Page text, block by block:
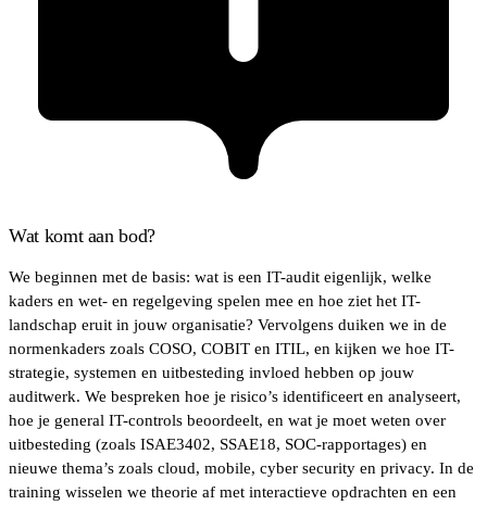
Wat komt aan bod?
We beginnen met de basis: wat is een IT-audit eigenlijk, welke
kaders en wet- en regelgeving spelen mee en hoe ziet het IT-
landschap eruit in jouw organisatie? Vervolgens duiken we in de
normenkaders zoals COSO, COBIT en ITIL, en kijken we hoe IT-
strategie, systemen en uitbesteding invloed hebben op jouw
auditwerk. We bespreken hoe je risico’s identificeert en analyseert,
hoe je general IT-controls beoordeelt, en wat je moet weten over
uitbesteding (zoals ISAE3402, SSAE18, SOC-rapportages) en
nieuwe thema’s zoals cloud, mobile, cyber security en privacy. In de
training wisselen we theorie af met interactieve opdrachten en een